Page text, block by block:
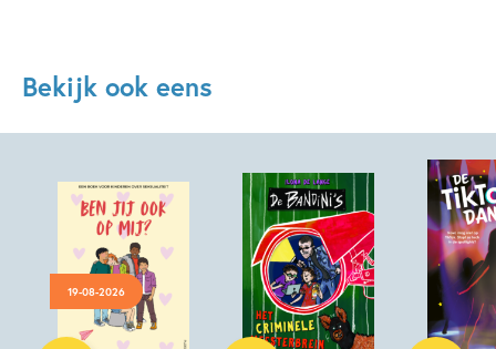
Bekijk ook eens
19-08-2026
Hardcover